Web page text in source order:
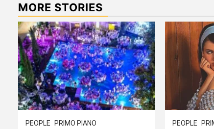
MORE STORIES
PEOPLE PRIMO PIANO PEOPLE